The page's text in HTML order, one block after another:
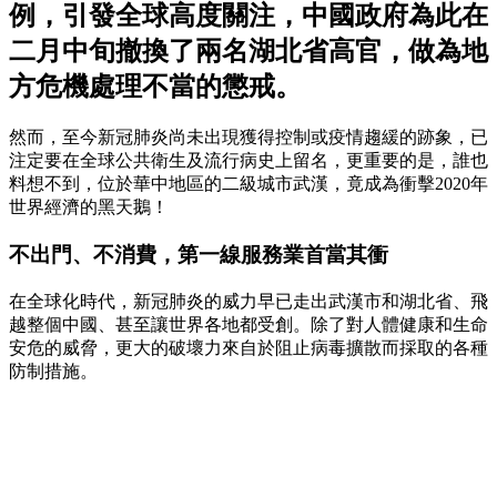
例，引發全球高度關注，中國政府為此在
二月中旬撤換了兩名湖北省高官，做為地
方危機處理不當的懲戒。
然而，至今新冠肺炎尚未出現獲得控制或疫情趨緩的跡象，已
注定要在全球公共衛生及流行病史上留名，更重要的是，誰也
料想不到，位於華中地區的二級城市武漢，竟成為衝擊2020年
世界經濟的黑天鵝！
不出門、不消費，第一線服務業首當其衝
在全球化時代，新冠肺炎的威力早已走出武漢市和湖北省、飛
越整個中國、甚至讓世界各地都受創。除了對人體健康和生命
安危的威脅，更大的破壞力來自於阻止病毒擴散而採取的各種
防制措施。